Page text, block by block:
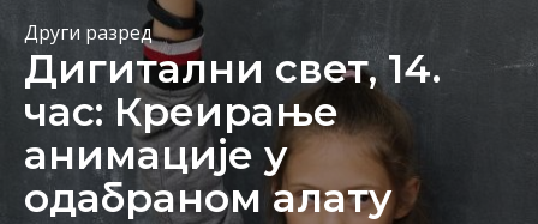
Други разред
Дигитални свет, 14.
час: Креирање
анимације у
одабраном алату